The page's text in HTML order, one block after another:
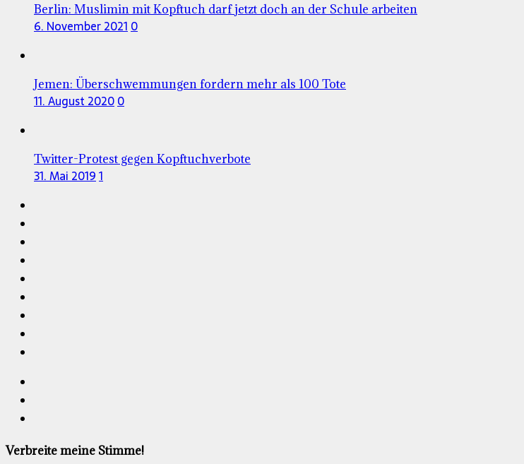
Berlin: Muslimin mit Kopftuch darf jetzt doch an der Schule arbeiten
6. November 2021 0
Jemen: Überschwemmungen fordern mehr als 100 Tote
11. August 20200
Twitter-Protest gegen Kopftuchverbote
31. Mai 20191
Verbreite meine Stimme!